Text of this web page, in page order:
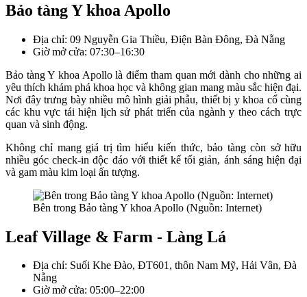
Bảo tàng Y khoa Apollo
Địa chỉ: 09 Nguyễn Gia Thiều, Điện Bàn Đông, Đà Nẵng
Giờ mở cửa: 07:30–16:30
Bảo tàng Y khoa Apollo là điểm tham quan mới dành cho những ai
yêu thích khám phá khoa học và không gian mang màu sắc hiện đại.
Nơi đây trưng bày nhiều mô hình giải phẫu, thiết bị y khoa cổ cùng
các khu vực tái hiện lịch sử phát triển của ngành y theo cách trực
quan và sinh động.
Không chỉ mang giá trị tìm hiểu kiến thức, bảo tàng còn sở hữu
nhiều góc check-in độc đáo với thiết kế tối giản, ánh sáng hiện đại
và gam màu kim loại ấn tượng.
Bên trong Bảo tàng Y khoa Apollo (Nguồn: Internet)
Leaf Village & Farm - Làng Lá
Địa chỉ: Suối Khe Đào, ĐT601, thôn Nam Mỹ, Hải Vân, Đà
Nẵng
Giờ mở cửa: 05:00–22:00